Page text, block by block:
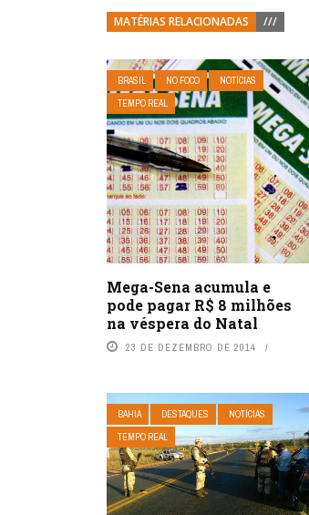
MATÉRIAS RELACIONADAS ///
BRASIL NO FOCO
NOTÍCIAS
TEMPO REAL
Mega-Sena acumula e
pode pagar R$ 8 milhões
na véspera do Natal
23 DE DEZEMBRO DE 2014
BAHIA DESTAQUES
NOTÍCIAS
TEMPO REAL